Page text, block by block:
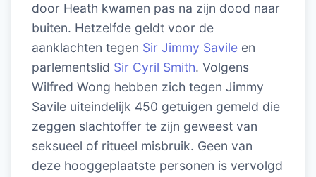
door Heath kwamen pas na zijn dood naar
buiten. Hetzelfde geldt voor de
aanklachten tegen Sir Jimmy Savile en
parlementslid Sir Cyril Smith. Volgens
Wilfred Wong hebben zich tegen Jimmy
Savile uiteindelijk 450 getuigen gemeld die
zeggen slachtoffer te zijn geweest van
seksueel of ritueel misbruik. Geen van
deze hooggeplaatste personen is vervolgd